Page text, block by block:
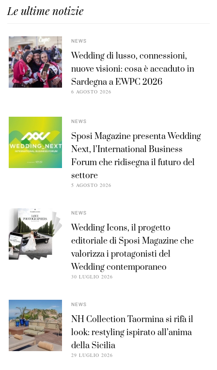
Le ultime notizie
NEWS
Wedding di lusso, connessioni,
nuove visioni: cosa è accaduto in
Sardegna a EWPC 2026
6 AGOSTO 2026
NEWS
Sposi Magazine presenta Wedding
Next, l’International Business
Forum che ridisegna il futuro del
settore
5 AGOSTO 2026
NEWS
Wedding Icons, il progetto
editoriale di Sposi Magazine che
valorizza i protagonisti del
Wedding contemporaneo
30 LUGLIO 2026
NEWS
NH Collection Taormina si rifà il
look: restyling ispirato all’anima
della Sicilia
29 LUGLIO 2026